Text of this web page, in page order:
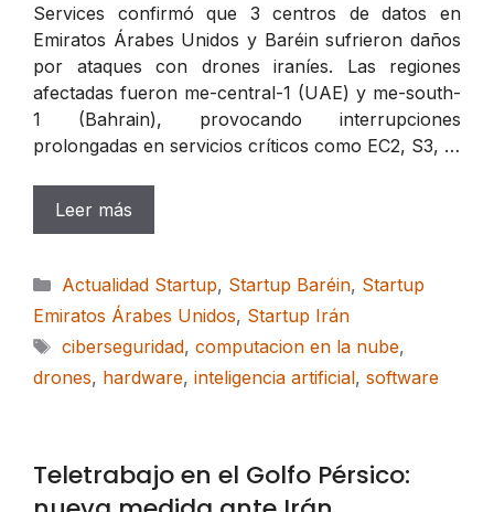
Services confirmó que 3 centros de datos en
Emiratos Árabes Unidos y Baréin sufrieron daños
por ataques con drones iraníes. Las regiones
afectadas fueron me-central-1 (UAE) y me-south-
1 (Bahrain), provocando interrupciones
prolongadas en servicios críticos como EC2, S3, …
Leer más
Categorías
Actualidad Startup, Startup Baréin, Startup
Emiratos Árabes Unidos, Startup Irán
Etiquetas
ciberseguridad, computacion en la nube,
drones, hardware, inteligencia artificial, software
Teletrabajo en el Golfo Pérsico: